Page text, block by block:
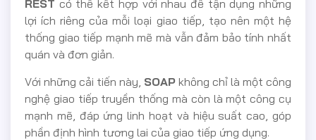
REST có thể kết hợp với nhau để tận dụng những
lợi ích riêng của mỗi loại giao tiếp, tạo nên một hệ
thống giao tiếp mạnh mẽ mà vẫn đảm bảo tính nhất
quán và đơn giản.
Với những cải tiến này, SOAP không chỉ là một công
nghệ giao tiếp truyền thống mà còn là một công cụ
mạnh mẽ, đáp ứng linh hoạt và hiệu suất cao, góp
phần định hình tương lai của giao tiếp ứng dụng.